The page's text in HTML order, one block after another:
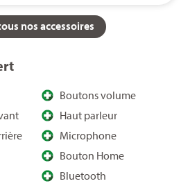
nos accessoires
Boutons volume
Haut parleur
Microphone
Bouton Home
Bluetooth